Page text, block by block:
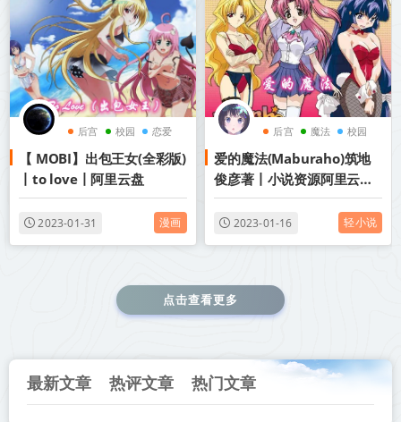
后宫 校园 恋爱
【 MOBI】出包王女(全彩版)
丨to love丨阿里云盘
2023-01-31 漫画
后宫 魔法 校园
爱的魔法(Maburaho)筑地
俊彦著丨小说资源阿里云盘/
迅雷云盘免费txt下载
2023-01-16 轻小说
点击查看更多
最新文章 热评文章 热门文章